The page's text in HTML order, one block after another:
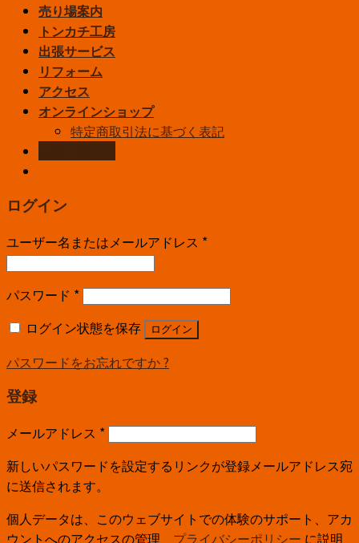
売り場案内
トンカチ工房
出張サービス
リフォーム
アクセス
オンラインショップ
特定商取引法に基づく表記
ログイン
ユーザー名またはメールアドレス *
パスワード *
ログイン状態を保存
ログイン
パスワードをお忘れですか ?
登録
メールアドレス *
新しいパスワードを設定するリンクが登録メールアドレス宛
に送信されます。
個人データは、このウェブサイトでの体験のサポート、アカ
ウントへのアクセスの管理、 プライバシーポリシー に説明